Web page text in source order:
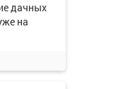
дачных
на